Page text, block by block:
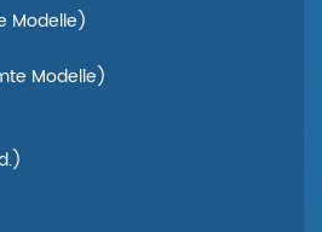
Modelle)
Modelle)